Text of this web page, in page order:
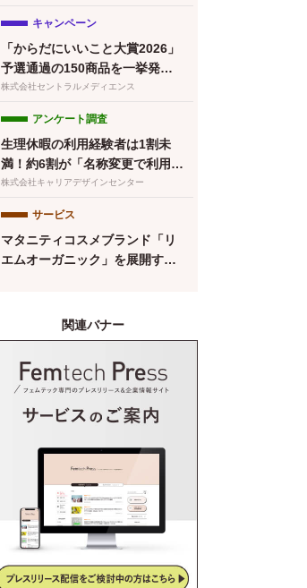
キャンペーン
「からだにいいこと大賞2026」
予選通過の150商品を一挙発
表！本日より特設サイトもオー
株式会社セントラルメディエンス
アンケート調査
生理休暇の利用経験者は1割未
満！約6割が「名称変更で利用し
やすくなる」と回答／『女の転
ト【第134回】
株式会社キャリアデザインセンター
サービス
マタニティコスメブランド「リ
エムオーガニック」を展開する
関連バナー